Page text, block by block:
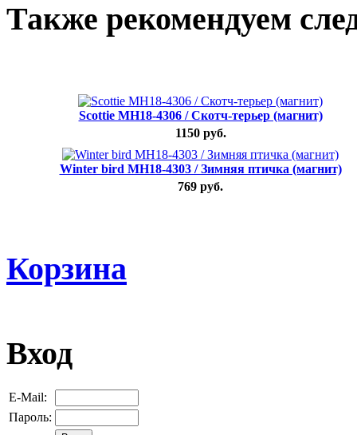
Также рекомендуем
Scottie MH18-4306 / Скотч-терьер (магнит)
1150 руб.
Winter bird MH18-4303 / Зимняя птичка (магнит)
769 руб.
Корзина
Вход
E-Mail:
Пароль: